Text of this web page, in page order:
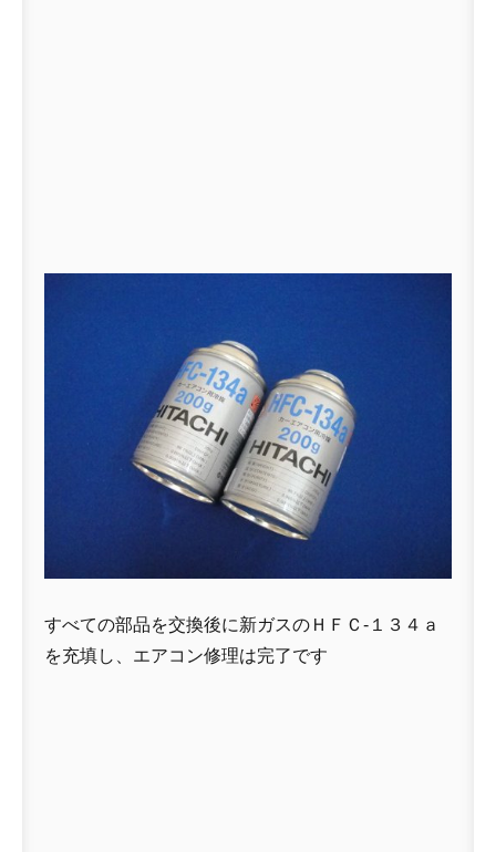
すべての部品を交換後に新ガスのＨＦＣ-１３４ａ
を充填し、エアコン修理は完了です